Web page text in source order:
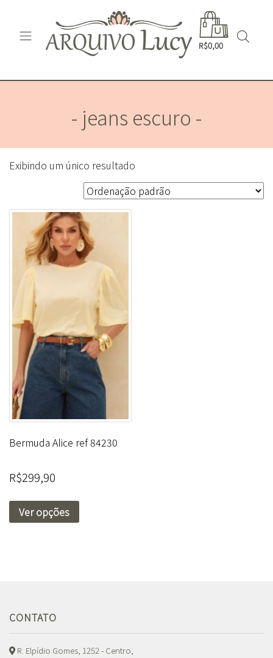
R$0,00
- jeans escuro -
Exibindo um único resultado
Bermuda Alice ref 84230
R$299,90
Ver opções
CONTATO
R. Elpídio Gomes, 1252 - Centro,